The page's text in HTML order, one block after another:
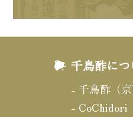
千鳥酢に
千鳥酢（京
CoChidori